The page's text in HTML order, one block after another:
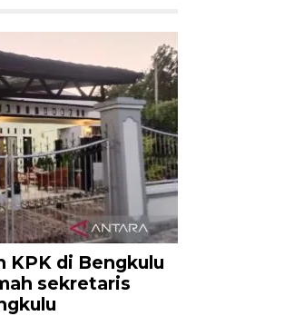
KPK di Bengkulu
sekretaris